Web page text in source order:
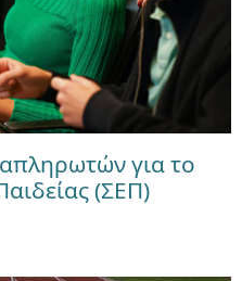
για το
(ΣΕΠ)